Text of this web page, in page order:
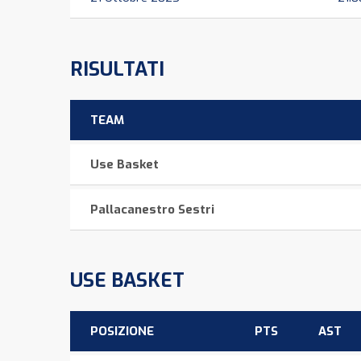
RISULTATI
TEAM
Use Basket
Pallacanestro Sestri
USE BASKET
POSIZIONE PTS AST